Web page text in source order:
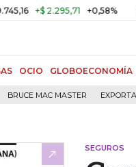
+$ 2.295,71 +0,58% TASA
OCIO GLOBOECONOMÍA
BRUCE MAC MASTER
SEGUROS